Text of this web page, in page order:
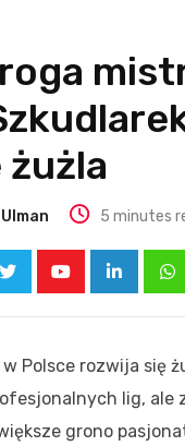
5 minutes
LinkedIn
Polsce rozwija się
lig, ale
grono